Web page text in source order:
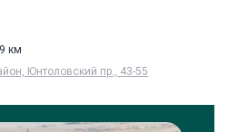
км
Юнтоловский пр., 43-55